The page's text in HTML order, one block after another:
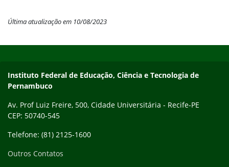
Última atualização em 10/08/2023
Instituto Federal de Educação, Ciência e Tecnologia de
Pernambuco
Av. Prof Luiz Freire, 500, Cidade Universitária - Recife-PE
CEP: 50740-545
Telefone: (81) 2125-1600
Outros Contatos